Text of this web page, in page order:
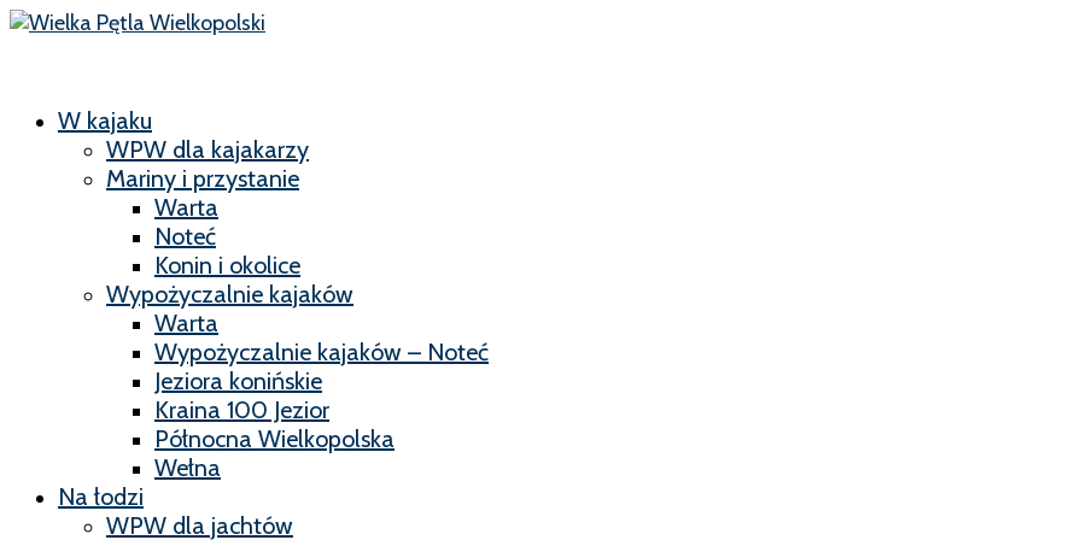
W kajaku
WPW dla kajakarzy
Mariny i przystanie
Warta
Noteć
Konin i okolice
Wypożyczalnie kajaków
Warta
Wypożyczalnie kajaków – Noteć
Jeziora konińskie
Kraina 100 Jezior
Północna Wielkopolska
Wełna
Na łodzi
WPW dla jachtów